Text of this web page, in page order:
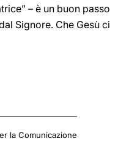
– è un buon passo
Signore. Che Gesù ci
la Comunicazione